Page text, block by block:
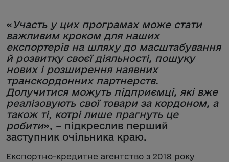
«Участь у цих програмах може стати
важливим кроком для наших
експортерів на шляху до масштабування
й розвитку своєї діяльності, пошуку
нових і розширення наявних
транскордонних партнерств.
Долучитися можуть підприємці, які вже
реалізовують свої товари за кордоном, а
також ті, котрі лише прагнуть це
робити», – підкреслив перший
заступник очільника краю.
Експортно-кредитне агентство з 2018 року